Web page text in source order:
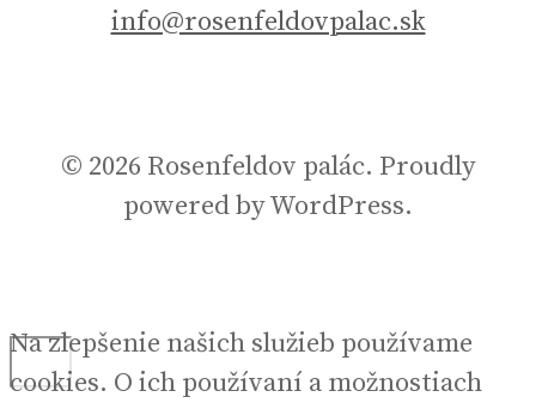
info@rosenfeldovpalac.sk
© 2026 Rosenfeldov palác. Proudly
powered by WordPress.
Na zlepšenie našich služieb používame
cookies. O ich používaní a možnostiach